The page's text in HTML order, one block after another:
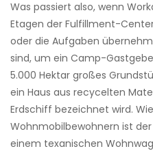
Was passiert also, wenn
Etagen der Fulfillment-
oder die Aufgaben
sind, um ein Camp-
5.000 Hektar großes
ein Haus aus recycelten
Erdschiff bezeichnet wird.
Wohnmobilbewohnern ist der
einem texanischen